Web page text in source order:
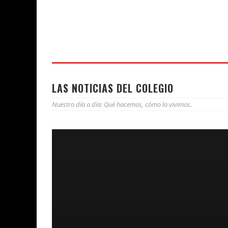
LAS NOTICIAS DEL COLEGIO
Nuestro día a día: Qué hacemos, cómo lo vivimos.